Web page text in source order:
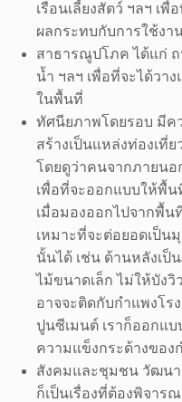
เรือนเลี้ยงสัตว์ ฯลฯ เ
ผลกระทบกับการใช้งา
สาธารณูปโภค ได้แก่
น้ำ ฯลฯ เพื่อที่จะได้วา
ในพื้นที่
ทัศนียภาพโดยรอบ มีค
สร้างเป็นแหล่งท่องเที่ย
โดยดูว่าคนจากภายนอ
เพื่อที่จะออกแบบให้พื้น
เมื่อมองออกไปจากพื้
เหมาะที่จะต่อยอดเป็น
นั้นได้ เช่น ด้านหลังเป็
ไม้ขนาดเล็ก ไม่ให้บังวิ
อาจจะติดกับกำแพงโร
ปูนซีเมนต์ เราก็ออกแ
ความแข็งกระด้างขอ
สังคมและชุมชน วัฒน
ก็เป็นเรื่องที่ต้องพิจาร